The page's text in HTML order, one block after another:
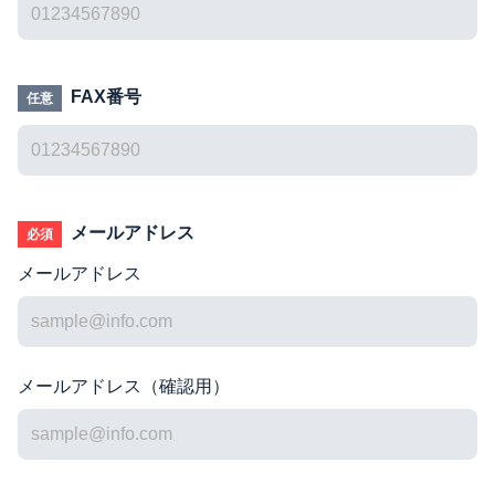
任意 FAX番号
必須 メールアドレス
メールアドレス
メールアドレス（確認用）